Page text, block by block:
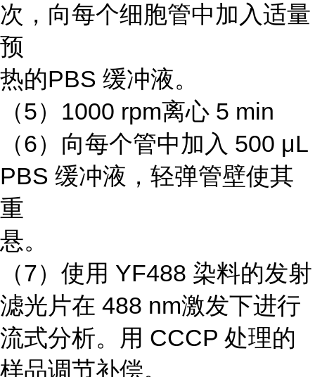
次，向每个细胞管中加入适量
预
热的PBS 缓冲液。
（5）1000 rpm离心 5 min
（6）向每个管中加入 500 μL
PBS 缓冲液，轻弹管壁使其
重
悬。
（7）使用 YF488 染料的发射
滤光片在 488 nm激发下进行
流式分析。用 CCCP 处理的
样品调节补偿。